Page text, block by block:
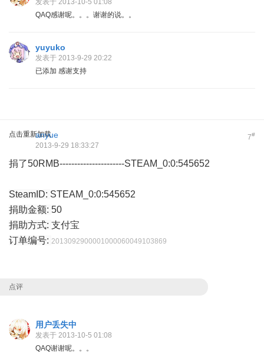
发表于 2013-10-5 01:08
QAQ感谢呢。。。谢谢的说。。
yuyuko
发表于 2013-9-29 20:22
已添加 感谢支持
点击重新加载 7#
anyue
2013-9-29 18:33:27
捐了50RMB----------------------STEAM_0:0:545652
SteamID: STEAM_0:0:545652
捐助金额: 50
捐助方式: 支付宝
订单编号: 2013092900001000060049103869
点评
用户丢失中
发表于 2013-10-5 01:08
QAQ谢谢呢。。。